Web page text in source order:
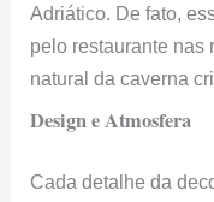
Adriático. De fato,
pelo restaurante nas
natural da caverna
Design e Atmosfera
Cada detalhe da